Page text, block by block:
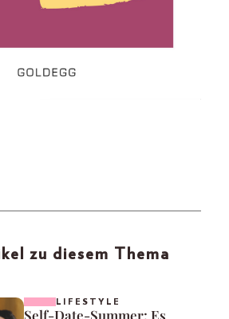
zu diesem Thema
LIFESTYLE
Self-Date-Summer: Es